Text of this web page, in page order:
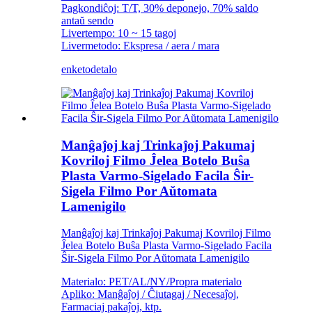
Pagkondiĉoj: T/T, 30% deponejo, 70% saldo
antaŭ sendo
Livertempo: 10 ~ 15 tagoj
Livermetodo: Ekspresa / aera / mara
enketodetalo
Manĝaĵoj kaj Trinkaĵoj Pakumaj
Kovriloj Filmo Ĵelea Botelo Buŝa
Plasta Varmo-Sigelado Facila Ŝir-
Sigela Filmo Por Aŭtomata
Lamenigilo
Manĝaĵoj kaj Trinkaĵoj Pakumaj Kovriloj Filmo
Ĵelea Botelo Buŝa Plasta Varmo-Sigelado Facila
Ŝir-Sigela Filmo Por Aŭtomata Lamenigilo
Materialo: PET/AL/NY/Propra materialo
Apliko: Manĝaĵoj / Ĉiutagaj / Necesaĵoj,
Farmaciaj pakaĵoj, ktp.